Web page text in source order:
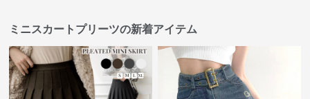
ミニスカートプリーツの新着アイテム